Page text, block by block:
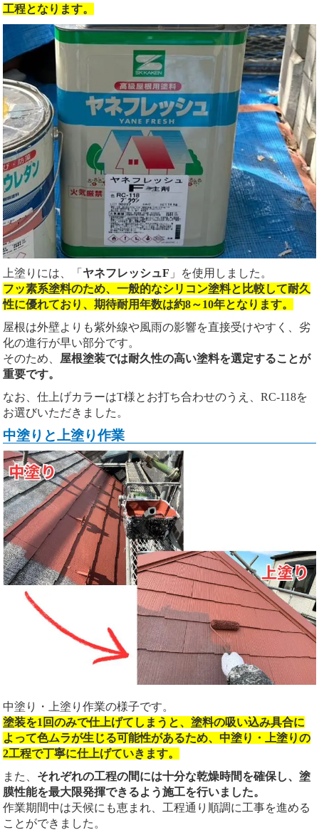
工程となります。
上塗りには、「 ヤネフレッシュF 」を使用しました。
フッ素系塗料のため、一般的なシリコン塗料と比較して耐久
性に優れており、期待耐用年数は約8～10年となります。
屋根は外壁よりも紫外線や風雨の影響を直接受けやすく、劣
化の進行が早い部分です。
そのため、 屋根塗装では耐久性の高い塗料を選定することが
重要です。
なお、仕上げカラーはT様とお打ち合わせのうえ、RC-118を
お選びいただきました。
中塗りと上塗り作業
中塗り・上塗り作業の様子です。
塗装を1回のみで仕上げてしまうと、塗料の吸い込み具合に
よって色ムラが生じる可能性があるため、中塗り・上塗りの
2工程で丁寧に仕上げていきます。
また、 それぞれの工程の間には十分な乾燥時間を確保し、塗
膜性能を最大限発揮できるよう施工を行いました。
作業期間中は天候にも恵まれ、工程通り順調に工事を進める
ことができました。